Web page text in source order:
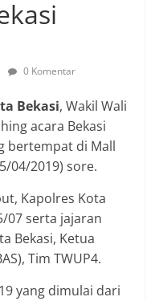
0 Komentar
Bekasi, Wakil Wali
acara Bekasi
bertempat di Mall
04/2019) sore.
Kapolres Kota
07 serta jajaran
Bekasi, Ketua
Tim TWUP4.
yang dimulai dari